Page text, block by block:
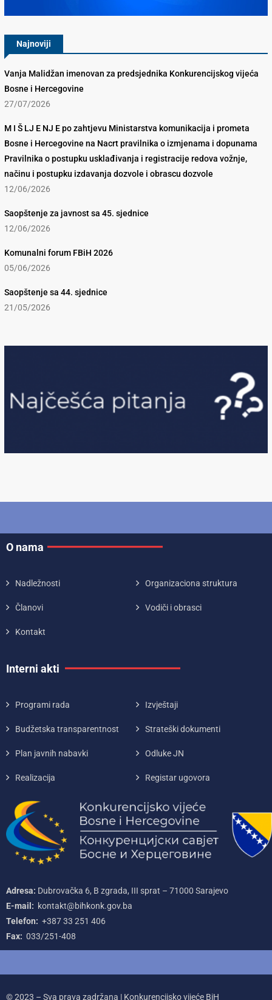
Najnoviji
Vanja Malidžan imenovan za predsjednika Konkurencijskog vijeća
Bosne i Hercegovine
27/07/2026
M I Š LJ E NJ E po zahtjevu Ministarstva komunikacija i prometa
Bosne i Hercegovine na Nacrt pravilnika o izmjenama i dopunama
Pravilnika o postupku usklađivanja i registracije redova vožnje,
načinu i postupku izdavanja dozvole i obrascu dozvole
12/06/2026
Saopštenje za javnost sa 45. sjednice
12/06/2026
Komunalni forum FBiH 2026
05/06/2026
Saopštenje sa 44. sjednice
21/05/2026
O nama
Nadležnosti Organizaciona struktura
Članovi Vodiči i obrasci
Kontakt
Interni akti
Programi rada Izvještaji
Budžetska transparentnost Strateški dokumenti
Plan javnih nabavki Odluke JN
Realizacija Registar ugovora
Adresa: Dubrovačka 6, B zgrada, III sprat – 71000‌ Sarajevo
E-mail: kontakt@bihkonk.gov.ba
Telefon: +387‌ 33‌ 251‌ 406
Fax: 033/251-408
© 2023 – Sva prava zadržana | Konkurencijsko vijeće BiH